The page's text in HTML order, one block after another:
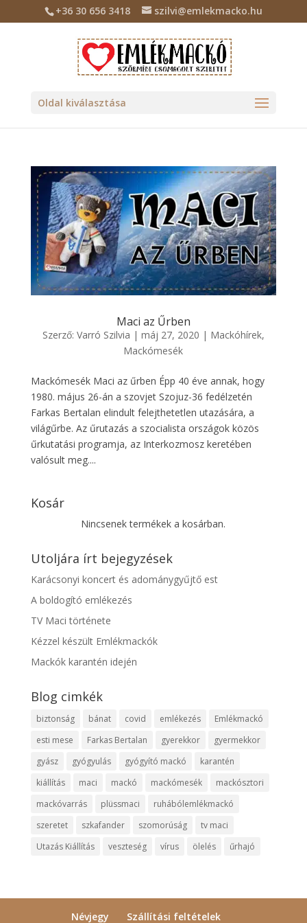
+36 30 656 3418 szilvi@emlekmacko.hu
Oldal kiválasztása
Maci az Űrben
Szerző: Varró Szilvia | máj 27, 2020 | Mackóhírek,
Mackómesék
Mackómesék Maci az űrben Épp 40 éve annak, hogy
1980. május 26-án a szovjet Szojuz-36 fedélzetén
Farkas Bertalan elindult felejthetetlen utazására, a
világűrbe. Az űrutazás a szocialista országok közös
űrkutatási programja, az Interkozmosz keretében
valósult meg....
Kosár
Nincsenek termékek a kosárban.
Utoljára írt bejegyzések
Karácsonyi koncert és adománygyűjtő est
A boldogító emlékezés
TV Maci története
Kézzel készült Emlékmackók
Mackók karantén idején
Blog cimkék
biztonság bánat covid emlékezés
Emlékmackó
esti mese
Farkas Bertalan gyerekkor
gyermekkor
gyász
gyógyulás gyógyító mackó
karantén
kiállítás
maci mackó mackómesék
mackósztori
mackóvarrás
plüssmaci
ruhábólemlékmackó
szeretet
szkafander szomorúság
tv maci
Utazás Kiállítás
veszteség vírus ölelés űrhajó
Névjegy Szállítási feltételek